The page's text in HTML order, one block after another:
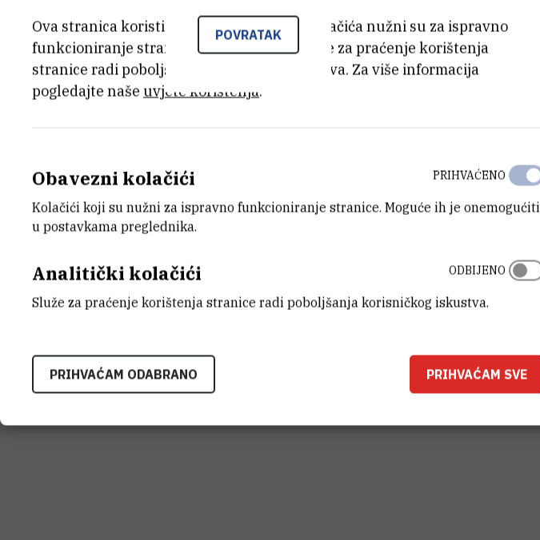
Conference of Trace Elements and Minerals (ICTEM) - online meeting
(postersko priopćenje).
POVRATAK
Ova stranica koristi kolačiće. Neki od tih kolačića nužni su za ispravno
funkcioniranje stranice, dok se drugi koriste za praćenje korištenja
stranice radi poboljšanja korisničkog iskustva. Za više informacija
pogledajte naše uvjete korištenja.
Obavezni kolačići
Kolačići koji su nužni za ispravno funkcioniranje stranice. Moguće ih je onemogućiti
u postavkama preglednika.
PRIHVAĆENO
Analitički kolačići
Služe za praćenje korištenja stranice radi poboljšanja korisničkog iskustva.
ODBIJENO
PRIHVAĆAM ODABRANO PRIHVAĆAM SVE